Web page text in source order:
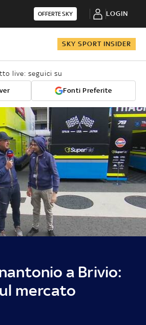
OFFERTE SKY LOGIN
SKY SPORT INSIDER
live: seguici su
Fonti Preferite
a Brivio:
mercato